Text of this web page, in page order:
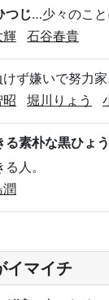
つじ…少々のこと
輝 石谷春貴
ず嫌いで努力家
堀川りょう
素朴な黒ひょう
人。
イマイチ